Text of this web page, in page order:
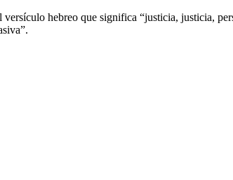
hebreo que significa “justicia, justicia,